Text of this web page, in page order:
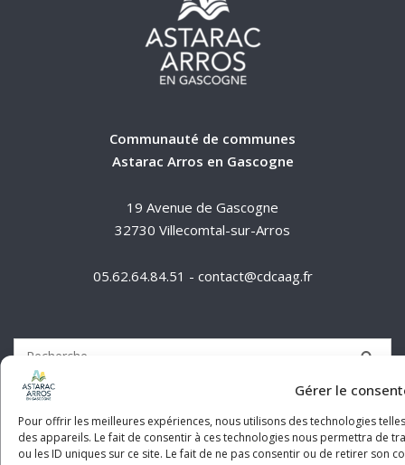
Gérer le
Pour offrir les meilleures expériences, nous utilisons des technologies
des appareils. Le fait de consentir à ces technologies nous permettra de
ou les ID uniques sur ce site. Le fait de ne pas consentir ou de retirer son
Communauté de communes
Astarac Arros en Gascogne
19 Avenue de Gascogne
32730 Villecomtal-sur-Arros
05.62.64.84.51 - contact@cdcaag.fr
Politique de confidentialité
Mentions légales